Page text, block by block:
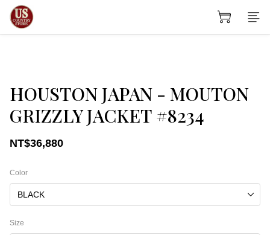
HOUSTON JAPAN - MOUTON
GRIZZLY JACKET #8234
NT$36,880
Color
Size